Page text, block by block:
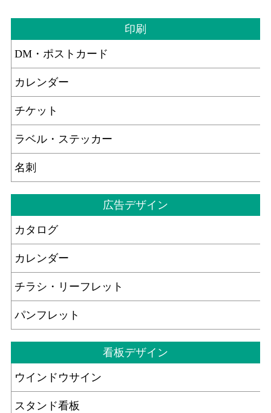
印刷
DM・ポストカード
カレンダー
チケット
ラベル・ステッカー
名刺
広告デザイン
カタログ
カレンダー
チラシ・リーフレット
パンフレット
看板デザイン
ウインドウサイン
スタンド看板